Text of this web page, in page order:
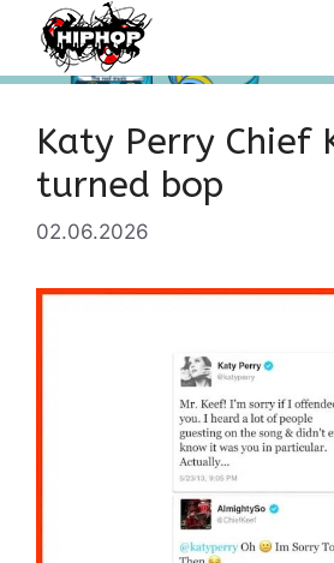
Перейти
содержимому
Katy Perry Chief
turned bop
02.06.2026